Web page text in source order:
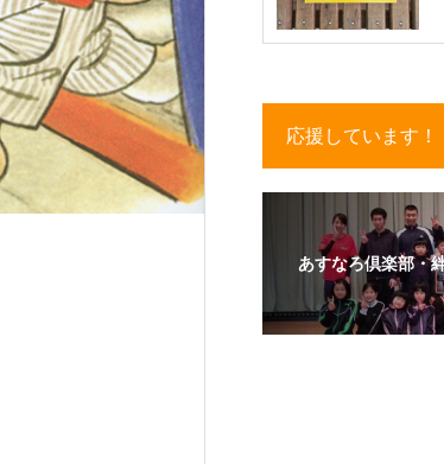
応援しています！
あすなろ倶楽部・